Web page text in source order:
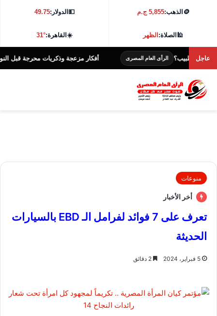
🪙 الذهب:5,855 ج.م 💵الدولار:49.75
🕌الصلاة:الظهر ☀️القاهرة:31°
عاجل
طبيب؟ الرأى العام المصرى أفكار مزعجة وذكريات محرجة قبل النوم.. لماذا
منوعات
أخر الأخبار
تعرف على 7 فوائد لفرامل الـ EBD بالسيارات
الحديثة
5 فبراير، 2024